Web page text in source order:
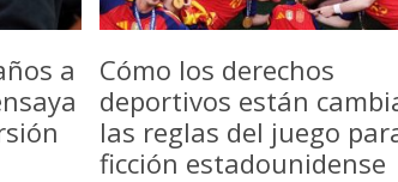
a
Cómo los derechos
deportivos están
las reglas del juego
ficción estadounidense